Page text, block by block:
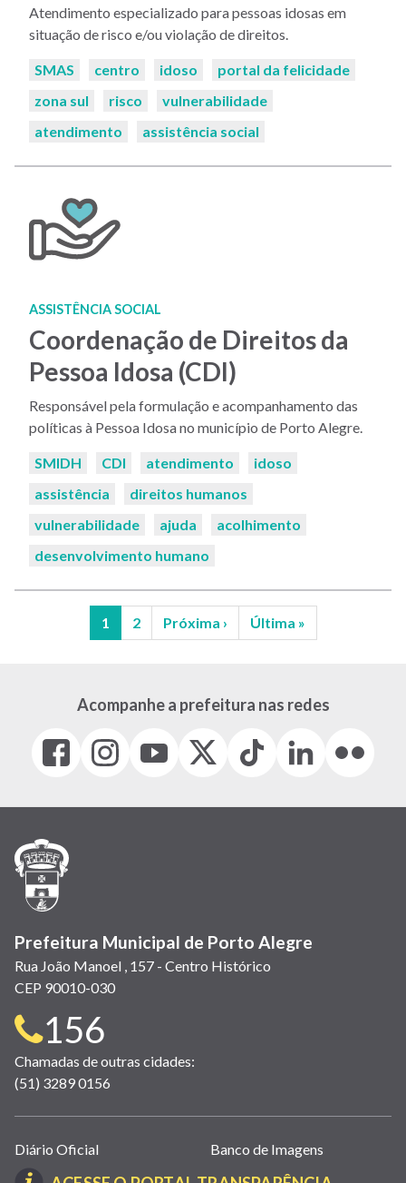
Atendimento especializado para pessoas idosas em
situação de risco e/ou violação de direitos.
Palavras-
SMAS centro idoso
portal da felicidade
zona sul
risco
vulnerabilidade
atendimento
assistência social
ASSISTÊNCIA SOCIAL
Coordenação de Direitos da
Pessoa Idosa (CDI)
Responsável pela formulação e acompanhamento das
políticas à Pessoa Idosa no município de Porto Alegre.
Palavras-
SMIDH CDI atendimento
idoso
assistência
direitos humanos
vulnerabilidade
ajuda
acolhimento
desenvolvimento humano
Página
atual
1 Página
2
Próxima
página
Próxima ›
Última
página
Última »
Acompanhe a prefeitura nas redes
Facebook
(link
em
janela)
Instagram
(link
em
(link
em
(Antigo
(link
Tiktok
(link
em
LinkedIn
(link
em
(link
em
Prefeitura Municipal de Porto Alegre
Rua João Manoel , 157 - Centro Histórico
CEP 90010-030
Telefone
para
contato:
156
Chamadas de outras cidades:
(51) 3289 0156
Links
úteis
Diário Oficial Banco de Imagens